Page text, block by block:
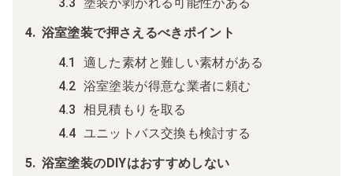
浴室塗装で押さえるべきポイント
適した素材と難しい素材がある
浴室塗装が得意な業者に頼む
相見積もりを取る
ユニットバス交換も検討する
浴室塗装のDIYはおすすめしない